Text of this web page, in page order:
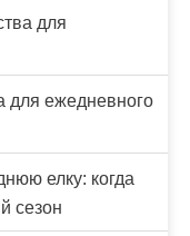
для
для ежедневного
елку: когда
сезон